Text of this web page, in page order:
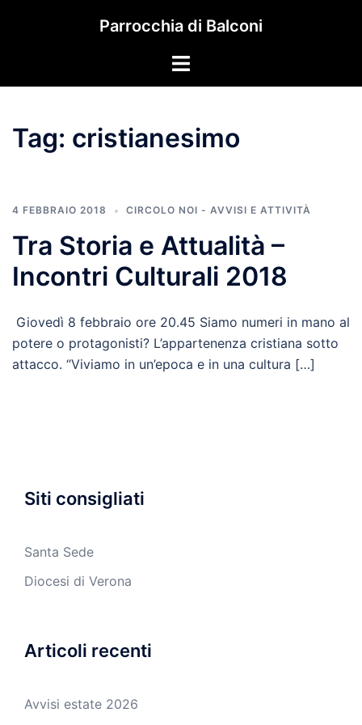
Parrocchia di Balconi
Mostra/Nascondi
Tag: cristianesimo
4 FEBBRAIO 2018 CIRCOLO NOI - AVVISI E ATTIVITÀ
Tra Storia e Attualità –
Incontri Culturali 2018
Giovedì 8 febbraio ore 20.45 Siamo numeri in mano al
potere o protagonisti? L’appartenenza cristiana sotto
attacco. “Viviamo in un’epoca e in una cultura […]
Siti consigliati
Santa Sede
Diocesi di Verona
Articoli recenti
Avvisi estate 2026